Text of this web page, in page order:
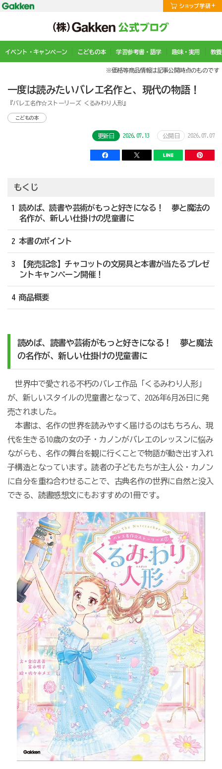
イベント・キャンペーン こどもの本 学習参考書・語学 趣味・実用 教
※価格等商品情報は記事公開時点のものです
一度は読みたいバレエ名作と、現代の物語！
『バレエ名作☆ストーリーズ くるみわり人形』
こどもの本
更新日 2026.07.13 公開日 2026.07.07
もくじ
1 読めば、読書や芸術がもっと好きになる！ 夢と魔法の
名作が、新しい仕掛けの児童書に
2 本書のポイント
3 【発売記念】チャコットの文房具と本書が当たるプレゼ
ントキャンペーン開催！
4 商品概要
読めば、読書や芸術がもっと好きになる！ 夢と魔法
の名作が、新しい仕掛けの児童書に
世界中で愛される不朽のバレエ作品「くるみわり人形」
が、新しいスタイルの児童書となって、2026年6月26日に発
売されました。
本書は、名作の世界を読みやすく届けるのはもちろん、現
代を生きる10歳の女の子・カノンがバレエのレッスンに悩み
ながらも、名作の舞台を観に行くことで物語が動き出す入れ
子構造となっています。読者の子どもたちが主人公・カノン
に自分を重ね合わせることで、古典名作の世界に自然と没入
できる、読書感想文にもおすすめの1冊です。